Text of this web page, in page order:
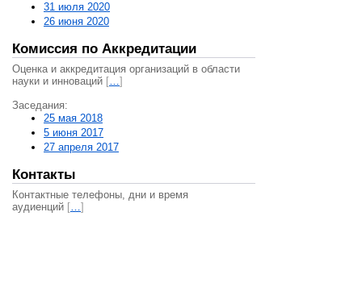
31 июля 2020
26 июня 2020
Комиссия по Аккредитации
Оценка и аккредитация организаций в области
науки и инноваций […]
Заседания:
25 мая 2018
5 июня 2017
27 апреля 2017
Контакты
Контактные телефоны, дни и время
аудиенций […]